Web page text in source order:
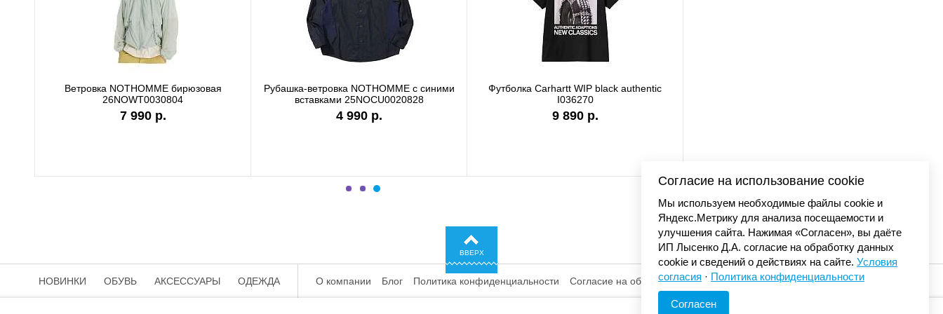
Футболка Carhartt WIP white I036244
7 990 р.
Футболка Carhartt WIP garment dyed
Футболка Carhartt WIP stone washed
ВВЕРХ
© «Элемент». 2013-2026 Все права защищены.
НОВИНКИ ОБУВЬ АКСЕССУАРЫ ОДЕЖДА О компании Блог Политика конфиденциальности Согласие на обработку
Согласие на использование cookie
Мы используем необходимые файлы cookie и
Яндекс.Метрику для анализа посещаемости и
улучшения сайта. Нажимая «Согласен», вы даёте
ИП Лысенко Д.А. согласие на обработку данных
cookie и сведений о действиях на сайте. Условия
согласия · Политика конфиденциальности
Согласен